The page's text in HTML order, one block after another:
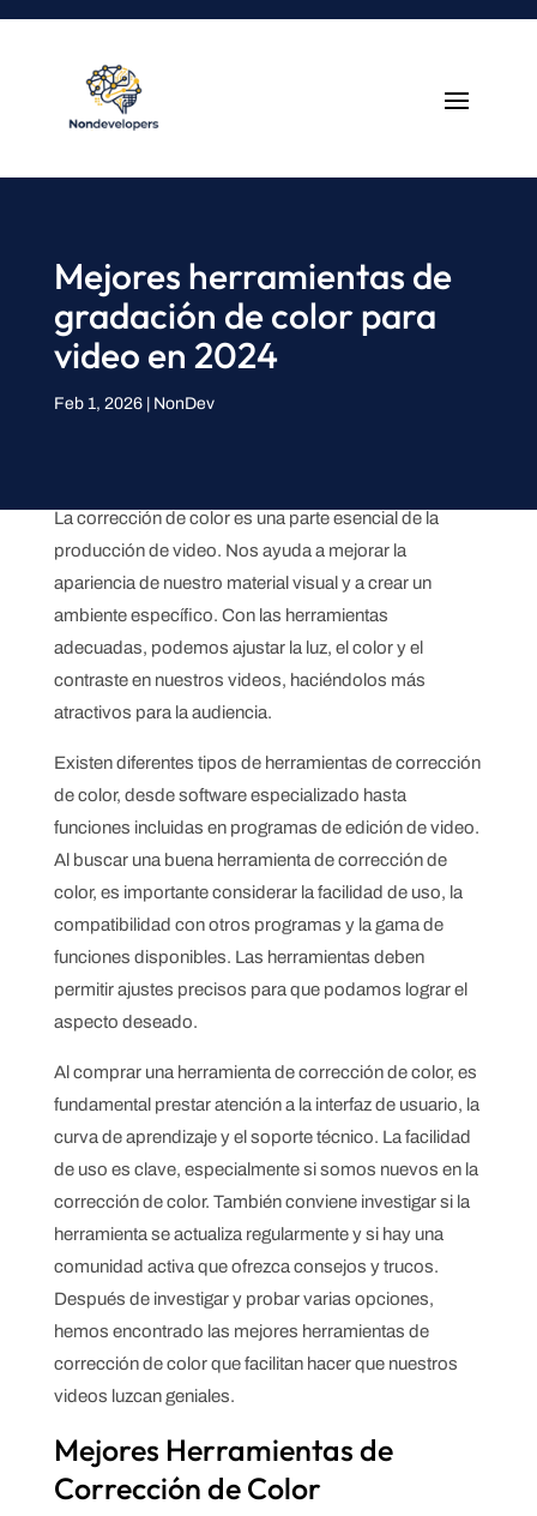
Mejores herramientas de
gradación de color para
video en 2024
Feb 1, 2026| NonDev
La corrección de color es una parte esencial de la
producción de video. Nos ayuda a mejorar la
apariencia de nuestro material visual y a crear un
ambiente específico. Con las herramientas
adecuadas, podemos ajustar la luz, el color y el
contraste en nuestros videos, haciéndolos más
atractivos para la audiencia.
Existen diferentes tipos de herramientas de corrección
de color, desde software especializado hasta
funciones incluidas en programas de edición de video.
Al buscar una buena herramienta de corrección de
color, es importante considerar la facilidad de uso, la
compatibilidad con otros programas y la gama de
funciones disponibles. Las herramientas deben
permitir ajustes precisos para que podamos lograr el
aspecto deseado.
Al comprar una herramienta de corrección de color, es
fundamental prestar atención a la interfaz de usuario, la
curva de aprendizaje y el soporte técnico. La facilidad
de uso es clave, especialmente si somos nuevos en la
corrección de color. También conviene investigar si la
herramienta se actualiza regularmente y si hay una
comunidad activa que ofrezca consejos y trucos.
Después de investigar y probar varias opciones,
hemos encontrado las mejores herramientas de
corrección de color que facilitan hacer que nuestros
videos luzcan geniales.
Mejores Herramientas de
Corrección de Color